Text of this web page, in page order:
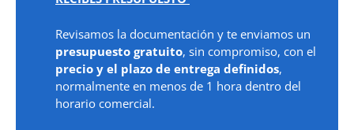
Revisamos la documentación y te enviamos un
presupuesto gratuito, sin compromiso, con el
precio y el plazo de entrega definidos,
normalmente en menos de 1 hora dentro del
horario comercial.